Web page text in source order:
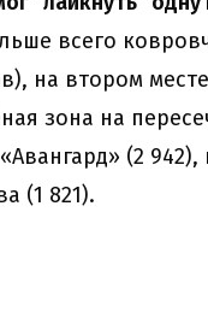
всего
на втором
зона на
(2
(1 821).